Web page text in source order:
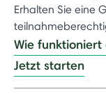
Erhalten Sie eine
Wie funktioniert
Jetzt starten